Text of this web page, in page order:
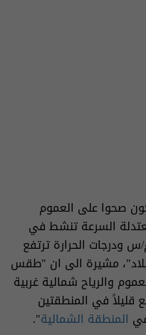
صحوا على العموم
السرعة تنشط في
نهاراً الى (40) كم/س ودرجات الحرارة ترتفع
مشيرة الى ان "طقس
والرياح شمالية غربية
قليلاً في المنطقتين
المنطقة الشمالية".